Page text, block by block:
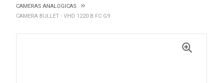
CAMERAS ANALOGICAS
CAMERA BULLET - VHD 1220 B FC G9